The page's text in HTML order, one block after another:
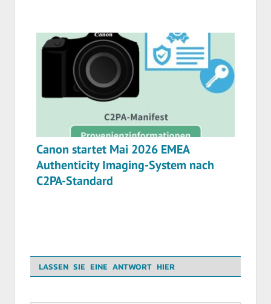
Canon startet Mai 2026 EMEA
Authenticity Imaging-System nach
C2PA-Standard
LASSEN SIE EINE ANTWORT HIER